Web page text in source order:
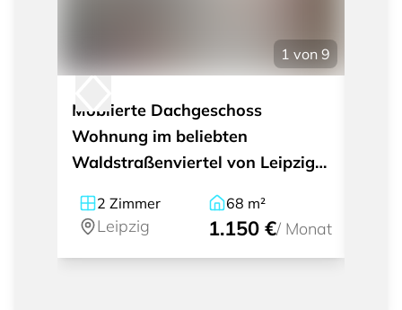
1 von 9
Möblierte Dachgeschoss
Wohnung im beliebten
Waldstraßenviertel von Leipzig
2 Zimmer
Leipzig
68 m²
1.150 €/ Monat